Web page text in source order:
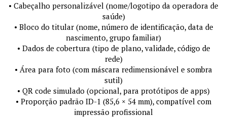
• Cabeçalho personalizável (nome/logotipo da operadora de
saúde)
• Bloco do titular (nome, número de identificação, data de
nascimento, grupo familiar)
• Dados de cobertura (tipo de plano, validade, código de
rede)
• Área para foto (com máscara redimensionável e sombra
sutil)
• QR code simulado (opcional, para protótipos de apps)
• Proporção padrão ID-1 (85,6 × 54 mm), compatível com
impressão profissional